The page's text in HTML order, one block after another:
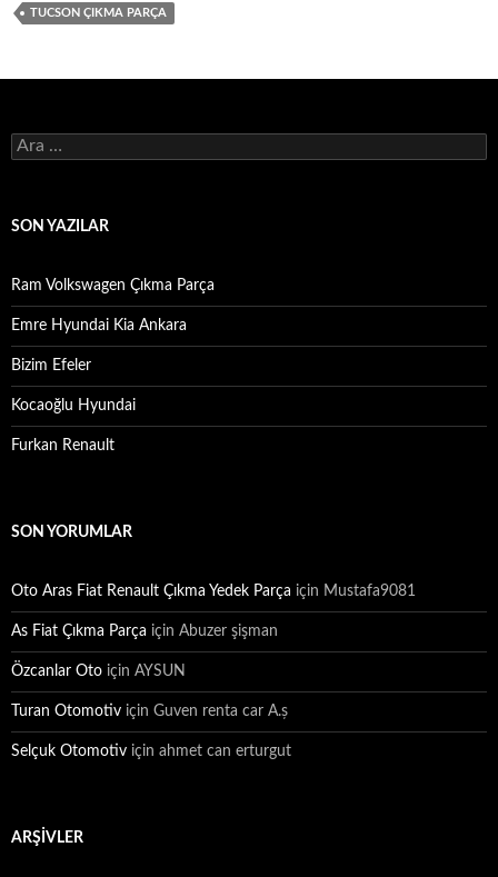
TUCSON ÇIKMA PARÇA
Arama:
SON YAZILAR
Ram Volkswagen Çıkma Parça
Emre Hyundai Kia Ankara
Bizim Efeler
Kocaoğlu Hyundai
Furkan Renault
SON YORUMLAR
Oto Aras Fiat Renault Çıkma Yedek Parça için Mustafa9081
As Fiat Çıkma Parça için Abuzer şişman
Özcanlar Oto için AYSUN
Turan Otomotiv için Guven renta car A.ș
Selçuk Otomotiv için ahmet can erturgut
ARŞIVLER